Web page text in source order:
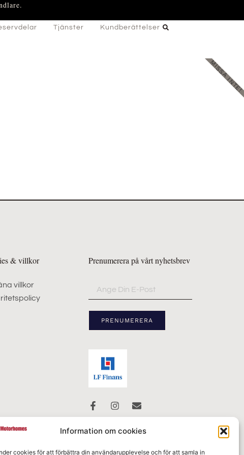
Information om cookies
cookies för att förbättra din användarupplevelse och för att samla in
Tjänster Kundberättelser
MISSA INTE!
& villkor
villkor
Prenumerera på vårt nyhetsbrev
PRENUMERERA